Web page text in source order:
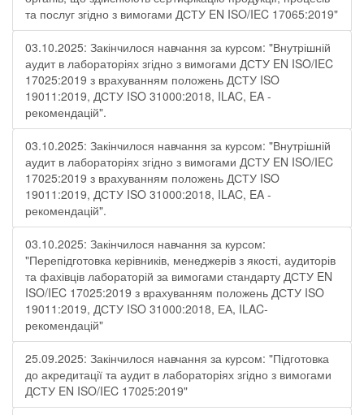
та послуг згідно з вимогами ДСТУ EN ISO/IEC 17065:2019"
03.10.2025: Закінчилося навчання за курсом: "Внутрішній
аудит в лабораторіях згідно з вимогами ДСТУ EN ISO/IEC
17025:2019 з врахуванням положень ДСТУ ISO
19011:2019, ДСТУ ISO 31000:2018, ILAC, EA -
рекомендацій".
03.10.2025: Закінчилося навчання за курсом: "Внутрішній
аудит в лабораторіях згідно з вимогами ДСТУ EN ISO/IEC
17025:2019 з врахуванням положень ДСТУ ISO
19011:2019, ДСТУ ISO 31000:2018, ILAC, EA -
рекомендацій".
03.10.2025: Закінчилося навчання за курсом:
"Перепідготовка керівників, менеджерів з якості, аудиторів
та фахівців лабораторій за вимогами стандарту ДСТУ EN
ISO/IEC 17025:2019 з врахуванням положень ДСТУ ISO
19011:2019, ДСТУ ISO 31000:2018, ЕА, ILAC-
рекомендацій"
25.09.2025: Закінчилося навчання за курсом: "Підготовка
до акредитації та аудит в лабораторіях згідно з вимогами
ДСТУ EN ISO/IEC 17025:2019"